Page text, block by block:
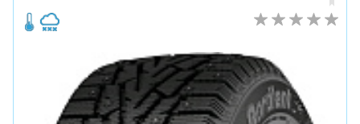
ДЛЯ ГРУЗОВЫХ АВТО
ДЛЯ ЛЕГКОВЫХ АВТО